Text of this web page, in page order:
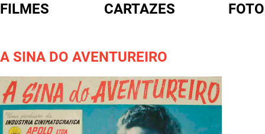
FILMES CARTAZES
A SINA DO AVENTUREIRO